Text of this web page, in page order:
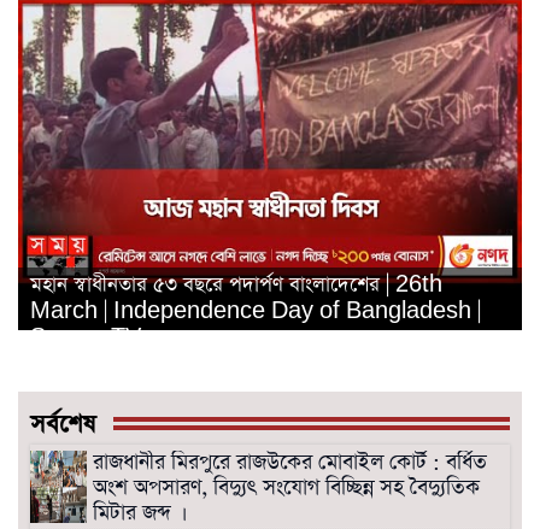
মহান স্বাধীনতার ৫৩ বছরে পদার্পণ বাংলাদেশের | 26th
March | Independence Day of Bangladesh |
Somoy TV
সর্বশেষ
রাজধানীর মিরপুরে রাজউকের মোবাইল কোর্ট : বর্ধিত
অংশ অপসারণ, বিদ্যুৎ সংযোগ বিচ্ছিন্ন সহ বৈদ্যুতিক
মিটার জব্দ ।